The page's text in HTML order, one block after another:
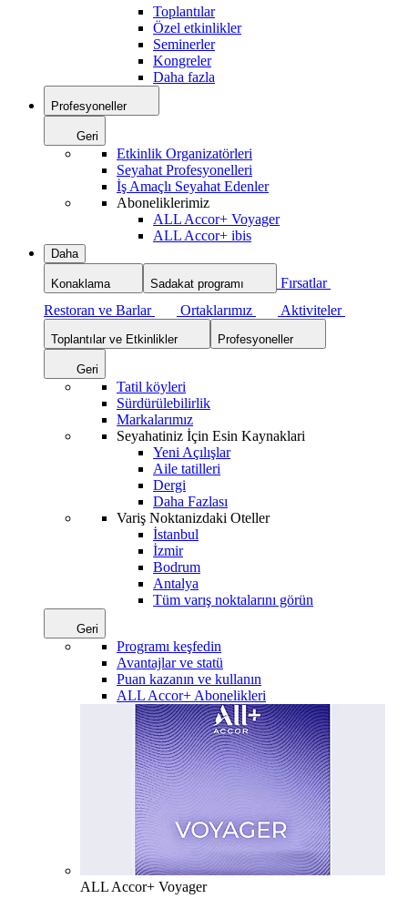
Toplantılar
Özel etkinlikler
Seminerler
Kongreler
Daha fazla
Profesyoneller
Geri
Etkinlik Organizatörleri
Seyahat Profesyonelleri
İş Amaçlı Seyahat Edenler
Aboneliklerimiz
ALL Accor+ Voyager
ALL Accor+ ibis
Daha
Konaklama Sadakat programı
Fırsatlar
Restoran ve Barlar
Ortaklarımız Aktiviteler
Toplantılar ve Etkinlikler Profesyoneller
Geri
Tatil köyleri
Sürdürülebilirlik
Markalarımız
Seyahatiniz İçin Esin Kaynaklari
Yeni Açılışlar
Aile tatilleri
Dergi
Daha Fazlası
Variş Noktanizdaki Oteller
İstanbul
İzmir
Bodrum
Antalya
Tüm varış noktalarını görün
Geri
Programı keşfedin
Avantajlar ve statü
Puan kazanın ve kullanın
ALL Accor+ Abonelikleri
ALL Accor+ Voyager